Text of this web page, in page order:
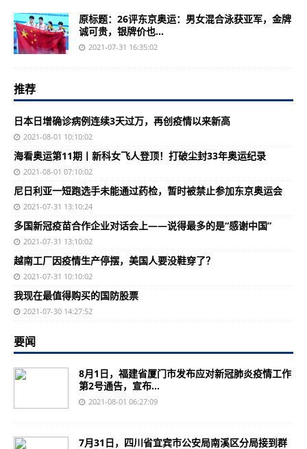
原标题：26评东京奥运：男女混合泳获亚军，金牌
诚可贵，银牌价也...
2021-07-31 16:35:02
推荐
日本日增确诊病例连续3天过万，再创疫情以来新高
2021-08-01 10:10:02
海看奥运第11期丨新科女飞人登顶！打破尘封33年奥运纪录
2021-08-01 07:10:02
尼日利亚一短跑选手未能通过药检，暂时被禁止参加东京奥运会
2021-07-31 13:10:24
多国新冠疫苗合作企业对话会上——说得最多的是“感谢中国”
2021-07-31 13:10:02
越南工厂因疫情生产停摆，美国人要没鞋穿了？
2021-07-31 10:10:02
我现在最值得购买的国防股票
2021-07-30 14:27:52
要闻
8月1日，福建省厦门市发布应对新冠肺炎疫情工作
第2号通告，宣布...
2021-08-01 06:27:09
7月31日，四川省宜宾市公安局南溪区分局接到群